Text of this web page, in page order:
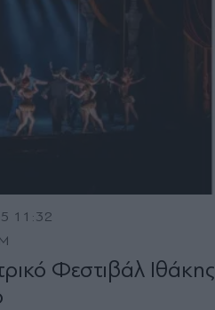
11:32
Φεστιβάλ Ιθάκης